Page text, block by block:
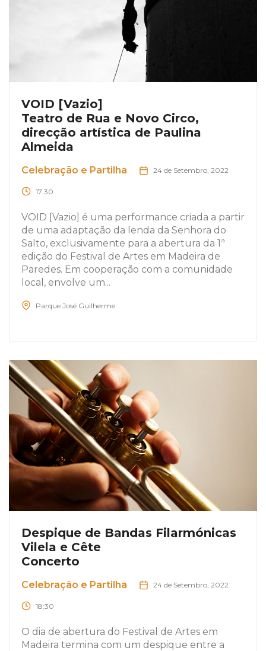
VOID [Vazio]
Teatro de Rua e Novo Circo,
direcção artística de Paulina
Almeida
Celebração e Partilha 24 de Setembro, 2022
17:30
VOID [Vazio] é uma performance criada a partir
de uma adaptação da lenda da Senhora do
Salto, exclusivamente para a abertura da 1ª
edição do Festival de Artes em Madeira de
Paredes. Em cooperação com a comunidade
local, envolve um...
Parque José Guilherme
Despique de Bandas Filarmónicas
Vilela e Cête
Concerto
Celebração e Partilha 24 de Setembro, 2022
18:30
O dia de abertura do Festival de Artes em
Madeira termina com um despique entre a